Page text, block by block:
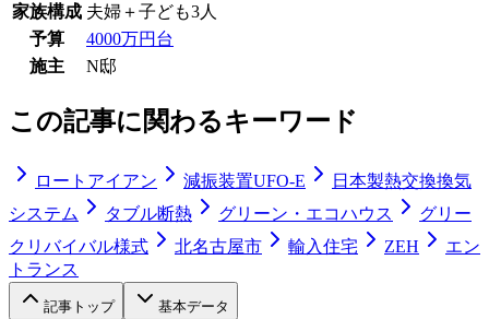
家族構成 夫婦＋子ども3人
予算
4000万円台
施主
N邸
この記事に関わるキーワード
ロートアイアン 減振装置UFO-E
日本製熱交換換気
システム
タブル断熱 グリーン・エコハウス
グリー
クリバイバル様式
北名古屋市 輸入住宅 ZEH
エン
トランス
記事トップ 基本データ